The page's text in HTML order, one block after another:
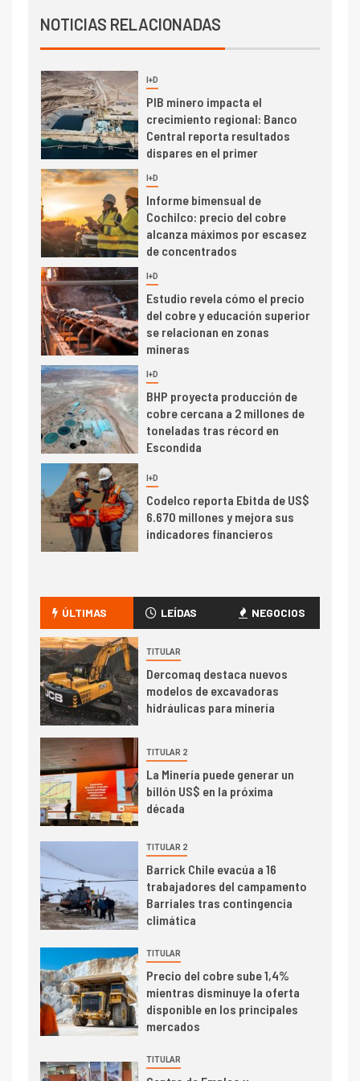
NOTICIAS RELACIONADASProducción minera en mayo de
2026 cae 10,6%
3 I+D
PIB minero impacta el
crecimiento regional: Banco
Central reporta resultados
dispares en el primer
4 I+D
Informe bimensual de
Cochilco: precio del cobre
alcanza máximos por escasez
de concentrados
5 I+D
Estudio revela cómo el precio
del cobre y educación superior
se relacionan en zonas
mineras
6 I+D
BHP proyecta producción de
cobre cercana a 2 millones de
toneladas tras récord en
Escondida
I+D
Codelco reporta Ebitda de US$
6.670 millones y mejora sus
indicadores financieros
camión 100% eléctrico para
transportar cátodos al Puerto
2
Producción minera en mayo de
3
PIB minero impacta el
crecimiento regional: Banco
trimestre
I+D
Informe bimensual de
Cochilco: precio del cobre
alcanza máximos por escasez
5 I+D
Estudio revela cómo el precio
del cobre y educación superior
se relacionan en zonas
mineras
6 I+D
ÚLTIMAS LEÍDAS NEGOCIOS
TITULAR
Dercomaq destaca nuevos
modelos de excavadoras
hidráulicas para minería
TITULAR 2
La Minería puede generar un
billón US$ en la próxima
década
TITULAR 2
Barrick Chile evacúa a 16
trabajadores del campamento
Barriales tras contingencia
climática
TITULAR
Precio del cobre sube 1,4%
mientras disminuye la oferta
disponible en los principales
mercados
TITULAR